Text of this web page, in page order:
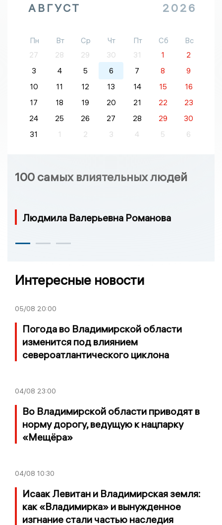
АВГУСТ 2026
Пн Вт Ср Чт Пт Сб
Вс
27
28 29 30 31 1
2
3
4 5 6 7 8
9
10
11 12 13 14 15
16
17
18 19 20 21 22
23
24
25 26 27 28 29
30
31
1 2 3 4 5 6
100 самых влиятельных людей
Людмила Валерьевна Романова
Интересные новости
05/08 20:00
Погода во Владимирской области
изменится под влиянием
североатлантического циклона
04/08 23:00
Во Владимирской области приводят в
норму дорогу, ведущую к нацпарку
«Мещёра»
04/08 10:30
Исаак Левитан и Владимирская земля:
как «Владимирка» и вынужденное
изгнание стали частью наследия